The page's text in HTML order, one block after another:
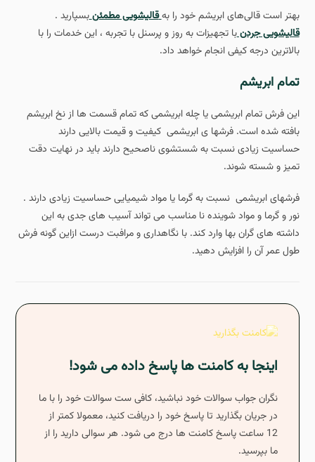
بهتر است قالی‌های ابریشم خود را بهقالیشویی مطمئنبسپارید .
قالیشویی جردنبا تجهیزات به روز و پرسنل با تجربه ، این خدمات را با
بالاترین درجه کیفی انجام خواهد داد.
تمام ابریشم
این فرش تمام ابریشمی یا چله ابریشمی که تمام قسمت ها از نخ ابریشم
بافته شده است. فرش‎ها ی ابریشمی کیفیت و قیمت بالایی دارند
حساسیت زیادی نسبت به شستشوی ناصحیح دارند باید در نهایت دقت
تمیز و شسته شوند.
فرش‎های ابریشمی نسبت به گرما یا مواد شیمیایی حساسیت زیادی دارند .
نور و گرما و مواد شوینده نا مناسب می تواند آسیب های جدی به این
داشته های گران بها وارد کند. با نگاهداری و مرافبت درست ازاین گونه فرش
طول عمر آن را افزایش دهید.
اینجا به کامنت ها پاسخ داده می شود!
نگران جواب سوالات خود نباشید، کافی ست سوالات خود را با ما
در جریان بگذارید تا پاسخ خود را دریافت کنید، معمولا کمتر از
12 ساعت پاسخ کامنت ها درج می شود. هر سوالی دارید را از
ما بپرسید.